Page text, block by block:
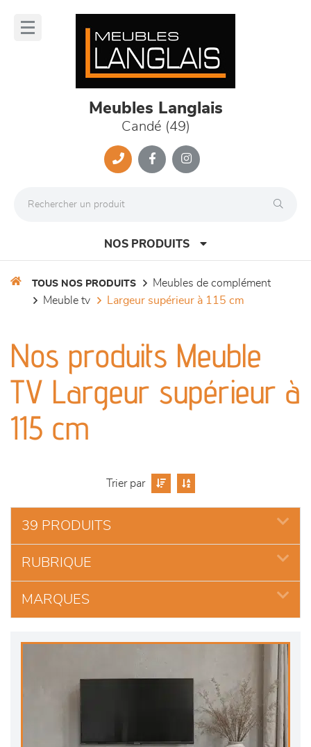
Meubles Langlais
Candé (49)
NOS PRODUITS
séjours
meubles de complément
chambres et dressing
cuisine & sur-mesure
TOUS NOS PRODUITS
meubles de complément
meuble tv
largeur supérieur à 115 cm
Nos produits Meuble
TV Largeur supérieur à
115 cm
Trier par
39 PRODUITS
RUBRIQUE
MARQUES